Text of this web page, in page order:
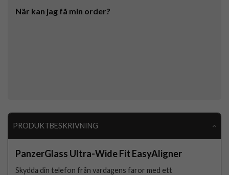
När kan jag få min order?
PRODUKTBESKRIVNING
PanzerGlass Ultra-Wide Fit EasyAligner
Skydda din telefon från vardagens faror med ett